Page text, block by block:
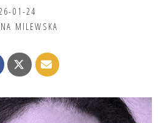
01-24
MILEWSKA